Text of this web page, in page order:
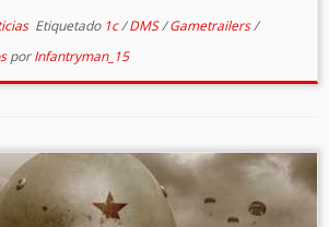
Etiquetado 1c/DMS/Gametrailers/
porInfantryman_15